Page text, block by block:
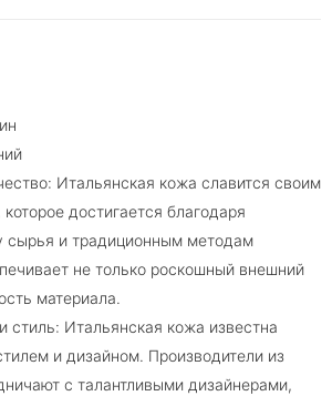
Итальянская кожа славится своим
достигается благодаря
сырья и традиционным методам
не только роскошный внешний
материала.
стиль: Итальянская кожа известна
и дизайном. Производители из
с талантливыми дизайнерами,